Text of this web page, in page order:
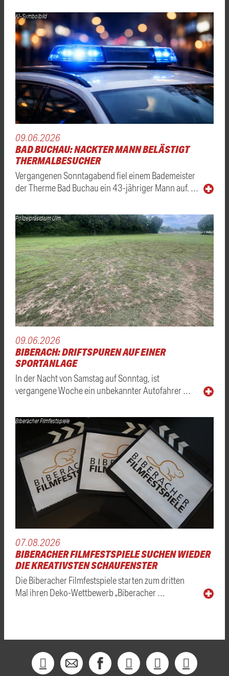
KI-Symbolbild
09.06.2026
BAD BUCHAU: NACKTER MANN BELÄSTIGT
THERMALBESUCHER
Vergangenen Sonntagabend fiel einem Bademeister
der Therme Bad Buchau ein 43-jähriger Mann auf. …
Polizeipräsidium Ulm
09.06.2026
BIBERACH: DRIFTSPUREN AUF EINER
SPORTANLAGE
In der Nacht von Samstag auf Sonntag, ist
vergangene Woche ein unbekannter Autofahrer …
Biberacher Filmfestspiele
07.08.2026
BIBERACHER FILMFESTSPIELE SUCHEN WIEDER
DIE KREATIVSTEN SCHAUFENSTER
Die Biberacher Filmfestspiele starten zum dritten
Mal ihren Deko-Wettbewerb „Biberacher …